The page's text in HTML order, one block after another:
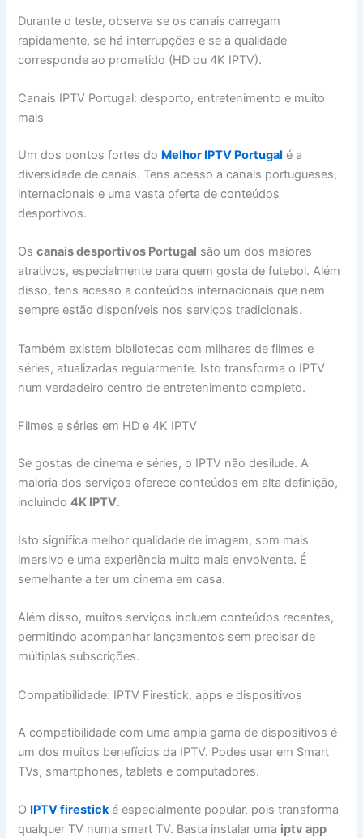
Durante o teste, observa se os canais carregam
rapidamente, se há interrupções e se a qualidade
corresponde ao prometido (HD ou 4K IPTV).
Canais IPTV Portugal: desporto, entretenimento e muito
mais
Um dos pontos fortes do Melhor IPTV Portugal é a
diversidade de canais. Tens acesso a canais portugueses,
internacionais e uma vasta oferta de conteúdos
desportivos.
Oscanais desportivos Portugal são um dos maiores
atrativos, especialmente para quem gosta de futebol. Além
disso, tens acesso a conteúdos internacionais que nem
sempre estão disponíveis nos serviços tradicionais.
Também existem bibliotecas com milhares de filmes e
séries, atualizadas regularmente. Isto transforma o IPTV
num verdadeiro centro de entretenimento completo.
Filmes e séries em HD e 4K IPTV
Se gostas de cinema e séries, o IPTV não desilude. A
maioria dos serviços oferece conteúdos em alta definição,
incluindo4K IPTV.
Isto significa melhor qualidade de imagem, som mais
imersivo e uma experiência muito mais envolvente. É
semelhante a ter um cinema em casa.
Além disso, muitos serviços incluem conteúdos recentes,
permitindo acompanhar lançamentos sem precisar de
múltiplas subscrições.
Compatibilidade: IPTV Firestick, apps e dispositivos
A compatibilidade com uma ampla gama de dispositivos é
um dos muitos benefícios da IPTV. Podes usar em Smart
TVs, smartphones, tablets e computadores.
O IPTV firestické especialmente popular, pois transforma
qualquer TV numa smart TV. Basta instalar uma iptv app